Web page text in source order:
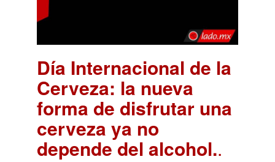
Día Internacional de la
Cerveza: la nueva
forma de disfrutar una
cerveza ya no
depende del alcohol..